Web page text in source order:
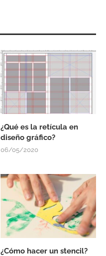
¿Qué es la retícula en
diseño gráfico?
06/05/2020
¿Cómo hacer un stencil?